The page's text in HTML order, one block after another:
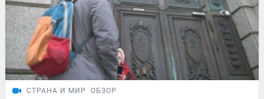
СТРАНА И МИР ОБЗОР